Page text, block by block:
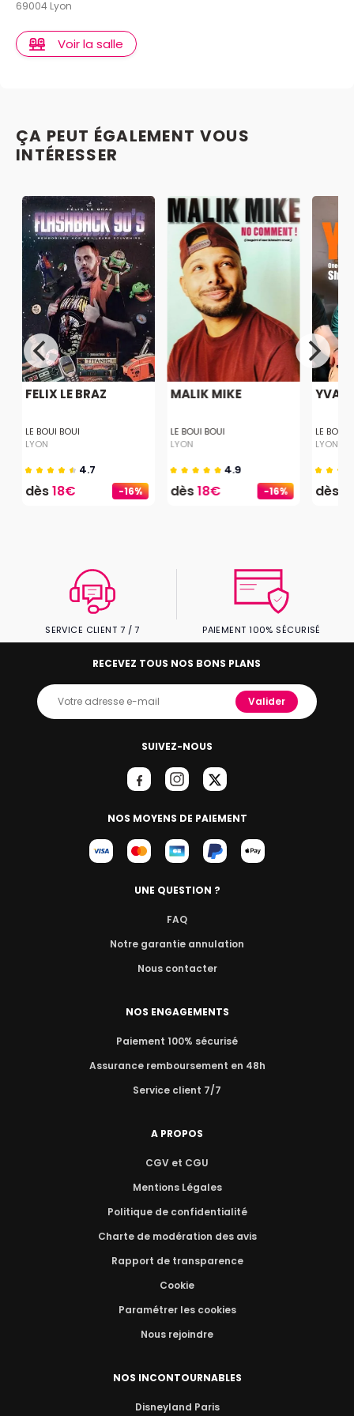
emmerdes" (Sophie Depooter) se retrouvent pour
écrire une pièce : ça donne une comédie romantique
(sans filtre)Les reports et les annulations ne sont
69004 Lyon
Voir la salle
ÇA PEUT ÉGALEMENT VOUS
INTÉRESSER
-16%
FELIX LE BRAZ
LE BOUI BOUI
LYON
4.7
dès18€ -16%
MALIK MIKE
LE BOUI BOUI
LYON
4.9
dès18€
YVAIN
LE BOUI
LYON
dès
SERVICE CLIENT 7 / 7 PAIEMENT 100% SÉCURISÉ
SUIVEZ-NOUS
NOS MOYENS DE PAIEMENT
RECEVEZ TOUS NOS BONS PLANS
Valider
UNE QUESTION ?
FAQ
Notre garantie annulation
Nous contacter
NOS ENGAGEMENTS
Paiement 100% sécurisé
Assurance remboursement en 48h
Service client 7/7
A PROPOS
CGV et CGU
Mentions Légales
Politique de confidentialité
Charte de modération des avis
Rapport de transparence
Cookie
Paramétrer les cookies
Nous rejoindre
NOS INCONTOURNABLES
Disneyland Paris